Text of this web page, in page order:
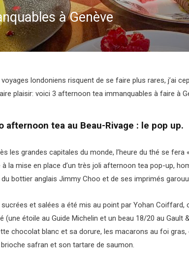
à Genève
londoniens risquent de se faire plus rares, j’ai
plaisir: voici 3 afternoon tea immanquables à faire à
afternoon tea au Beau-Rivage : le pop up.
les grandes capitales du monde, l’heure du thé se fera
à la mise en place d’un très joli afternoon tea pop-up,
bottier anglais Jimmy Choo et de ses imprimés
et salées a été mis au point par Yohan Coiffard,
étoile au Guide Michelin et un beau 18/20 au Gault &
chocolat blanc et sa dorure, les macarons au foi gras,
brioche safran et son tartare de saumon.